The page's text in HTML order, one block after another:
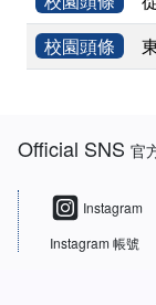
校園頭條
Official SNS官
Instagram
Instagram 帳號